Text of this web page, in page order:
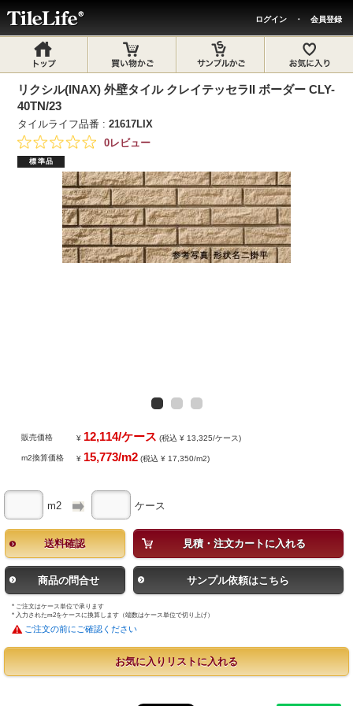
ログイン ・ 会員登録
リクシル(INAX) 外壁タイル クレイテッセラII ボーダー CLY-
40TN/23
タイルライフ品番 :21617LIX
0レビュー
標準品
販売価格 ¥ 12,114/ケース (税込 ¥ 13,325/ケース)
m2換算価格 ¥ 15,773/m2 (税込 ¥ 17,350/m2)
m2 ケース
送料確認 見積・注文カートに入れる
商品の問合せ サンプル依頼はこちら
* ご注文はケース単位で承ります
* 入力されたm2をケースに換算します（端数はケース単位で切り上げ）
ご注文の前にご確認ください
お気に入りリストに入れる